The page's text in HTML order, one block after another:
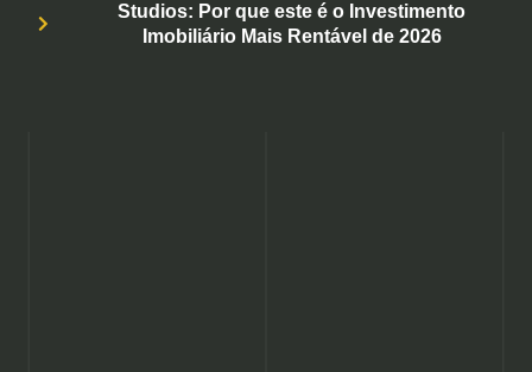
Studios: Por que este é o Investimento
Imobiliário Mais Rentável de 2026